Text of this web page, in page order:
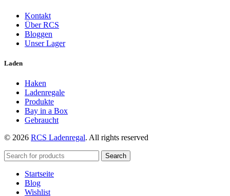
Kontakt
Über RCS
Bloggen
Unser Lager
Laden
Haken
Ladenregale
Produkte
Bay in a Box
Gebraucht
© 2026 RCS Ladenregal. All rights reserved
Search
Startseite
Blog
Wishlist